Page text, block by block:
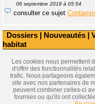
Dossiers | Nouveautés |
habitat
06 septembre 2018 à 05:54
consulter ce sujet
Les cookies nous permettent
d'offrir des fonctionnalités
trafic. Nous partageons
site avec nos partenaires de
peuvent combiner celles-ci
fournies ou qu'ils ont